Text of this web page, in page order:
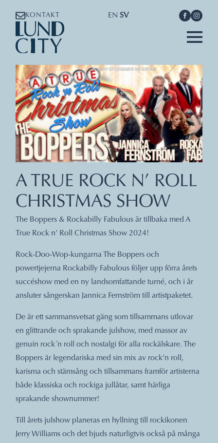
KONTAKT EN SV
A TRUE ROCK N’ ROLL
CHRISTMAS SHOW
The Boppers & Rockabilly Fabulous är tillbaka med A
True Rock n’ Roll Christmas Show 2024!
Rock-Doo-Wop-kungarna The Boppers och
powertjejerna Rockabilly Fabulous följer upp förra årets
succéshow med en ny landsomfattande turné, och i år
ansluter sångerskan Jannica Fernström till artistpaketet.
De är ett sammansvetsat gäng som tillsammans utlovar
en glittrande och sprakande julshow, med massor av
genuin rock´n roll och nostalgi för alla rockälskare. The
Boppers är legendariska med sin mix av rock’n roll,
karisma och stämsång och tillsammans framför artisterna
både klassiska och rockiga jullåtar, samt härliga
sprakande shownummer!
Till årets julshow planeras en hyllning till rockikonen
Jerry Williams och det bjuds naturligtvis också på många